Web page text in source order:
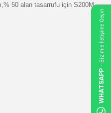
50 alan tasarrufu için S200M
WHATSAPP
- Bizimle İletişime Geçin